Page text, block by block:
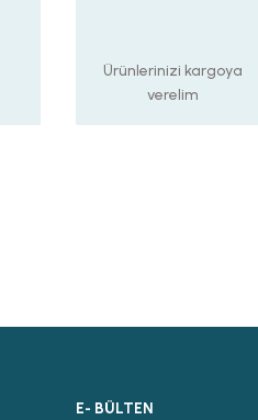
Ürünlerinizi kargoya
verelim
E- BÜLTEN